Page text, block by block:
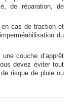
de réparation, de
en cas de traction et
du
couche d’apprêt
devez éviter tout
risque de pluie ou